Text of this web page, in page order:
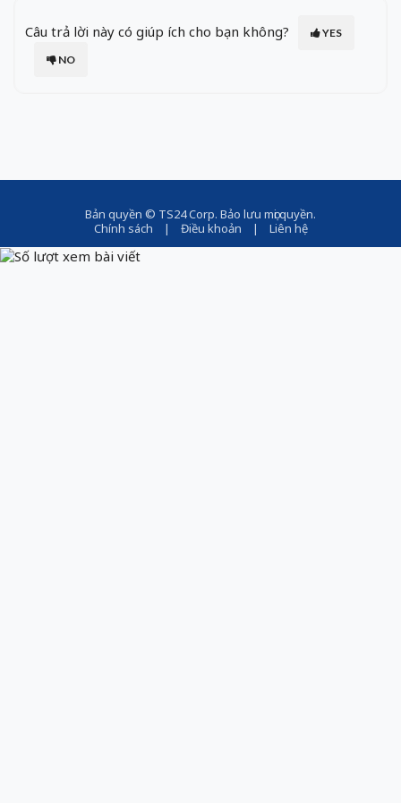
Câu trả lời này có giúp ích cho bạn không?
YES
NO
Bản quyền © TS24 Corp. Bảo lưu mọi quyền.
Chính sách | Điều khoản | Liên hệ